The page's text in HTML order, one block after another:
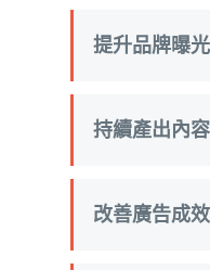
提升品牌曝光
持續產出內容
改善廣告成效